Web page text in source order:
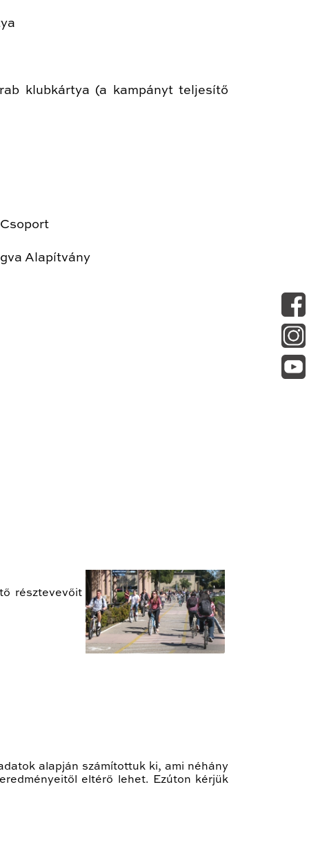
klubkártya (a kampányt teljesítő
Alapítvány
résztevevőit
alapján számítottuk ki, ami néhány
eltérő lehet. Ezúton kérjük